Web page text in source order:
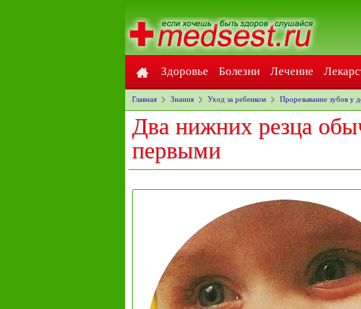
Здоровье Болезни Лечение
Главная Знания Уход за ребенком Прорезывание зубов у
Два нижних резца
первыми